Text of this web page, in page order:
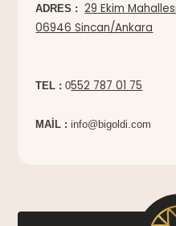
ADRES :
29 Ekim
06946 Sincan/Ankara
TEL : 0552 787 01 75
MAİL :info@bigoldi.com